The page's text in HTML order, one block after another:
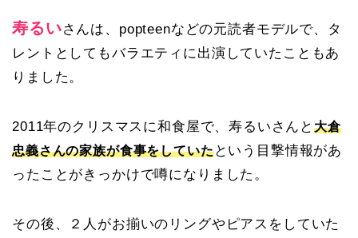
寿るいさんは、popteenなどの元読者モデルで、タ
レントとしてもバラエティに出演していたこともあ
りました。
2011年のクリスマスに和食屋で、寿るいさんと大倉
忠義さんの家族が食事をしていたという目撃情報があ
ったことがきっかけで噂になりました。
その後、２人がお揃いのリングやピアスをしていた